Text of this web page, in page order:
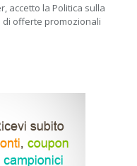
accetto la Politica sulla
di offerte promozionali